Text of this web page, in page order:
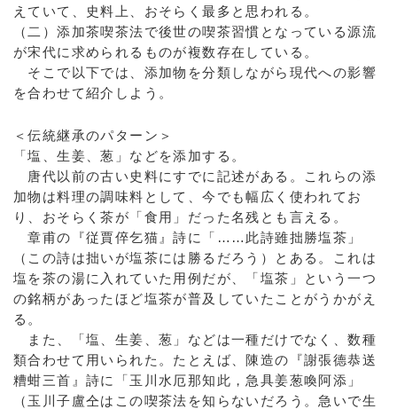
えていて、史料上、おそらく最多と思われる。
（二）添加茶喫茶法で後世の喫茶習慣となっている源流
が宋代に求められるものが複数存在している。
そこで以下では、添加物を分類しながら現代への影響
を合わせて紹介しよう。
＜伝統継承のパターン＞
「塩、生姜、葱」などを添加する。
唐代以前の古い史料にすでに記述がある。これらの添
加物は料理の調味料として、今でも幅広く使われてお
り、おそらく茶が「食用」だった名残とも言える。
章甫の『従賈倅乞猫』詩に「……此詩雖拙勝塩茶」
（この詩は拙いが塩茶には勝るだろう）とある。これは
塩を茶の湯に入れていた用例だが、「塩茶」という一つ
の銘柄があったほど塩茶が普及していたことがうかがえ
る。
また、「塩、生姜、葱」などは一種だけでなく、数種
類合わせて用いられた。たとえば、陳造の『謝張德恭送
糟蚶三首』詩に「玉川水厄那知此，急具姜葱喚阿添」
（玉川子盧仝はこの喫茶法を知らないだろう。急いで生